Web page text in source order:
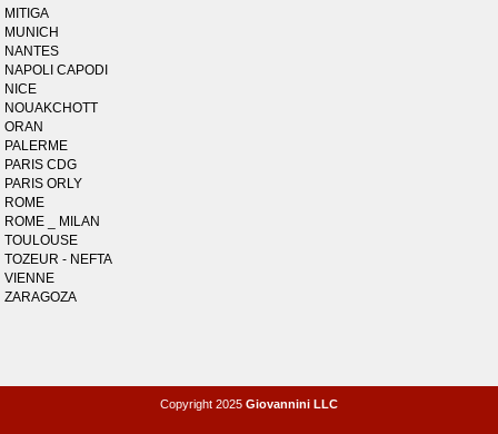
MITIGA
MUNICH
NANTES
NAPOLI CAPODI
NICE
NOUAKCHOTT
ORAN
PALERME
PARIS CDG
PARIS ORLY
ROME
ROME _ MILAN
TOULOUSE
TOZEUR - NEFTA
VIENNE
ZARAGOZA
Copyright 2025 Giovannini LLC